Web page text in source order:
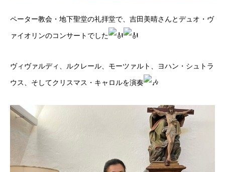
ペーター教会・地下聖堂の礼拝堂で、吉田美晴さんとデュオ・ヴ
ァイオリンのコンサートでした
ヴィヴァルディ、ルクレール、モーツァルト、ヨハン・シュトラ
ウス、そしてクリスマス・キャロルを演奏